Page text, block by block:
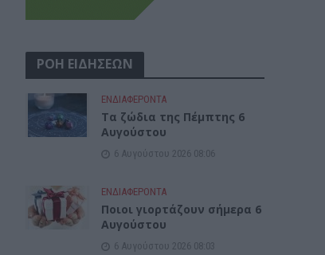
ΡΟΗ ΕΙΔΗΣΕΩΝ
ΕΝΔΙΑΦΕΡΟΝΤΑ
Tα ζώδια της Πέμπτης 6
Αυγούστου
6 Αυγούστου 2026 08:06
ΕΝΔΙΑΦΕΡΟΝΤΑ
Ποιοι γιορτάζουν σήμερα 6
Αυγούστου
6 Αυγούστου 2026 08:03